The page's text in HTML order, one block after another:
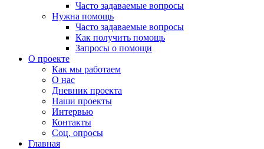
Часто задаваемые вопросы
Нужна помощь
Часто задаваемые вопросы
Как получить помощь
Запросы о помощи
О проекте
Как мы работаем
О нас
Дневник проекта
Наши проекты
Интервью
Контакты
Соц. опросы
Главная